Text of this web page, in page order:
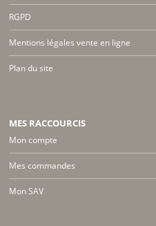
RGPD
Mentions légales vente en ligne
Plan du site
MES RACCOURCIS
Mon compte
Mes commandes
Mon SAV